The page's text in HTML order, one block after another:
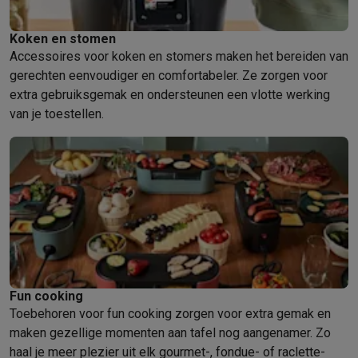
Koken en stomen
Accessoires voor koken en stomers maken het bereiden van
gerechten eenvoudiger en comfortabeler. Ze zorgen voor
extra gebruiksgemak en ondersteunen een vlotte werking
van je toestellen.
Fun cooking
Toebehoren voor fun cooking zorgen voor extra gemak en
maken gezellige momenten aan tafel nog aangenamer. Zo
haal je meer plezier uit elk gourmet-, fondue- of raclette-